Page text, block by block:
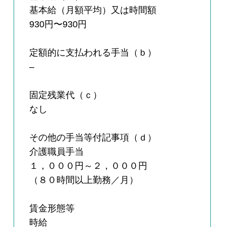
基本給（月額平均）又は時間額
930円〜930円
定額的に支払われる手当（ｂ）
–
固定残業代（ｃ）
なし
その他の手当等付記事項（ｄ）
介護職員手当
１，０００円～２，０００円
（８０時間以上勤務／月）
賃金形態等
時給